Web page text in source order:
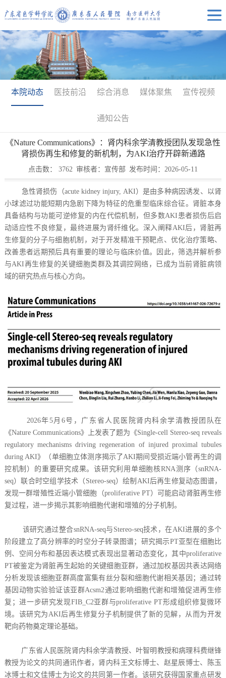
本院动态 医技前沿 综合消息 媒体聚焦 宣传视频
通知公告
《Nature Communications》：肾内科余学清教授团队发现急性
肾损伤再生和修复的新机制，为AKI治疗开辟新通路
点击数： 3762 审核者：宣传部 发布时间：2026-05-11
急性肾损伤（acute kidney injury, AKI）是由多种病因诱发、以肾
小球滤过功能短期内急剧下降为特征的危重型临床综合征。肾脏本身
具备结构与功能可逆修复的内在代偿机制，但多数AKI患者损伤后启
动适应性不良修复，最终进展为肾纤维化。深入阐释AKI后，肾脏再
生修复的分子与细胞机制，对于开发精准干预靶点、优化治疗策略、
改善患者远期预后具有重要的理论与临床价值。因此，筛选并解析参
与AKI再生修复的关键细胞类群及其调控网络，已成为当前肾脏病领
域的研究热点与核心方向。
2026年5月6号，广东省人民医院肾内科余学清教授团队在
《Nature Communications》上发表了题为《Single-cell Stereo-seq reveals
regulatory mechanisms driving regeneration of injured proximal tubules
during AKI》（单细胞立体测序揭示了AKI期间受损近端小管再生的调
控机制）的重要研究成果。该研究利用单细胞核RNA测序（snRNA-
seq）联合时空组学技术（Stereo-seq）绘制AKI后再生修复动态图谱，
发现一群增殖性近端小管细胞（proliferative PT）可能启动肾脏再生修
复过程，进一步揭示其影响细胞代谢和增殖的分子机制。
该研究通过整合snRNA-seq与Stereo-seq技术，在AKI进展的多个
阶段建立了高分辨率的时空分子转录图谱；研究揭示PT亚型在细胞比
例、空间分布和基因表达模式表现出显著动态变化，其中proliferative
PT被鉴定为肾脏再生起始的关键细胞亚群，通过加权基因共表达网络
分析发现该细胞亚群高度富集有丝分裂和细胞代谢相关基因；通过转
基因动物实验验证该亚群Acsm2通过影响细胞代谢和增殖促进再生修
复；进一步研究发现FIB_C2亚群与proliferative PT形成组织修复微环
境。该研究为AKI后再生修复分子机制提供了新的见解，从而为开发
靶向药物奠定理论基础。
广东省人民医院肾内科余学清教授、叶智明教授和病理科费继锋
教授为论文的共同通讯作者，肾内科王文标博士、赵星辰博士、陈玉
冰博士和文佳博士为论文的共同第一作者。该研究获得国家重点研发